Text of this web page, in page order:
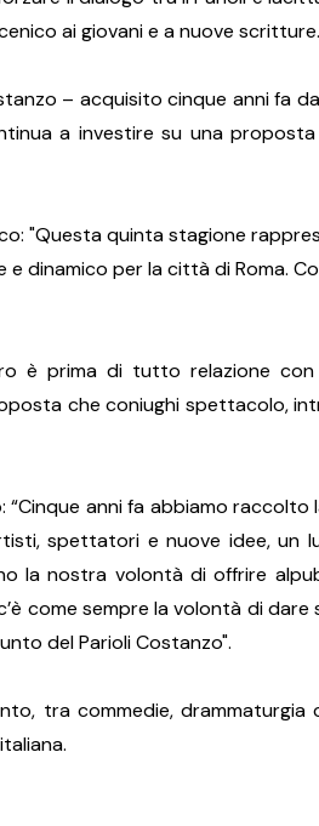
ai giovani e a nuove
– acquisito cinque anni fa
a investire su una
"Questa quinta stagione
dinamico per la città di Roma.
è prima di tutto relazione
che coniughi spettacolo,
anni fa abbiamo
spettatori e nuove idee,
la nostra volontà di offrire
sempre la volontà di
del Parioli Costanzo".
tra commedie,